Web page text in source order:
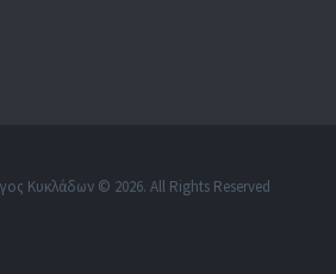
Κυκλάδων © 2026. All Rights Reserved